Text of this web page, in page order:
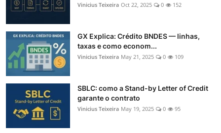
Vinicius Teixeira Oct 22, 2025 0 152
GX Explica: Crédito BNDES — linhas,
taxas e como econom...
Vinicius Teixeira May 21, 2025 0 109
SBLC: como a Stand-by Letter of Credit
garante o contrato
Vinicius Teixeira May 19, 2025 0 95